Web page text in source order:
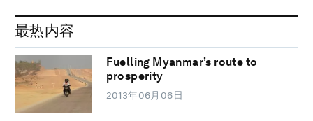
最热内容
Fuelling Myanmar’s route to
prosperity
2013年06月06日